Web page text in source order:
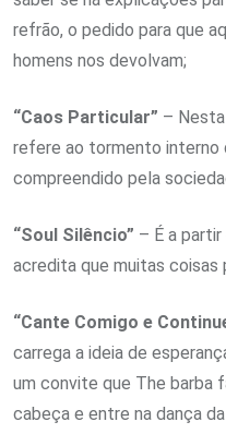
refrão, o pedido para que
homens nos devolvam;
“Caos Particular” –
refere ao tormento interno
compreendido pela
“Soul Silêncio” – É a
acredita que muitas
“Cante Comigo e
carrega a ideia de
um convite que The barba
cabeça e entre na dança da